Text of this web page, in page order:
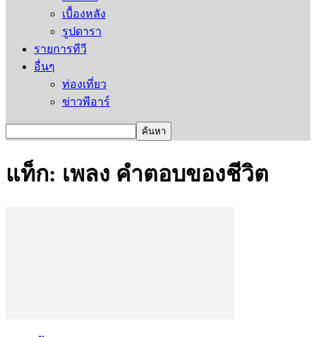
เบื้องหลัง
รูปดารา
รายการทีวี
อื่นๆ
ท่องเที่ยว
ข่าวพีอาร์
แท็ก: เพลง คำตอบของชีวิต